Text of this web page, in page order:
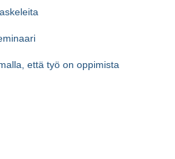
että työ on oppimista